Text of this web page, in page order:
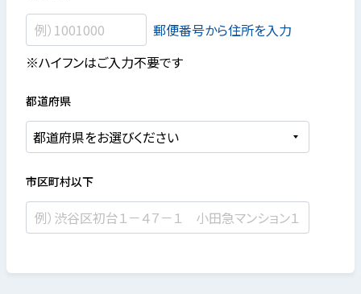
郵便番号から住所を入力
※ハイフンはご入力不要です
都道府県
市区町村以下